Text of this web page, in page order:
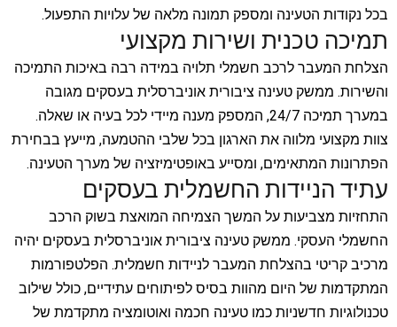
בכל נקודות הטעינה ומספק תמונה מלאה של עלויות התפעול.
תמיכה טכנית ושירות מקצועי
הצלחת המעבר לרכב חשמלי תלויה במידה רבה באיכות התמיכה
והשירות. ממשק טעינה ציבורית אוניברסלית בעסקים מגובה
במערך תמיכה 24/7, המספק מענה מיידי לכל בעיה או שאלה.
צוות מקצועי מלווה את הארגון בכל שלבי ההטמעה, מייעץ בבחירת
הפתרונות המתאימים, ומסייע באופטימיזציה של מערך הטעינה.
עתיד הניידות החשמלית בעסקים
התחזיות מצביעות על המשך הצמיחה המואצת בשוק הרכב
החשמלי העסקי. ממשק טעינה ציבורית אוניברסלית בעסקים יהיה
מרכיב קריטי בהצלחת המעבר לניידות חשמלית. הפלטפורמות
המתקדמות של היום מהוות בסיס לפיתוחים עתידיים, כולל שילוב
טכנולוגיות חדשניות כמו טעינה חכמה ואוטומציה מתקדמת של